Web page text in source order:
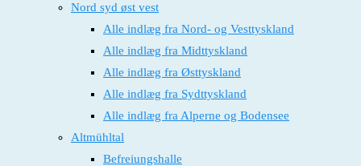
Nord syd øst vest
Alle indlæg fra Nord- og Vesttyskland
Alle indlæg fra Midttyskland
Alle indlæg fra Østtyskland
Alle indlæg fra Sydttyskland
Alle indlæg fra Alperne og Bodensee
Altmühltal
Befreiungshalle